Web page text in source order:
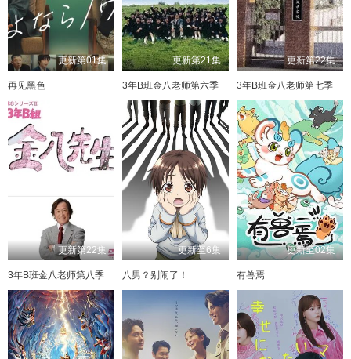
更新第01集
再见黑色
更新第21集
3年B班金八老师第六季
更新第22集
3年B班金八老师第七季
更新第22集
3年B班金八老师第八季
更新至6集
八男？别闹了！
更新至02集
有兽焉